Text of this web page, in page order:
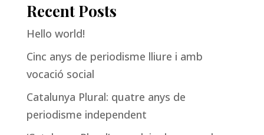
Recent Posts
Hello world!
Cinc anys de periodisme lliure i amb
vocació social
Catalunya Plural: quatre anys de
periodisme independent